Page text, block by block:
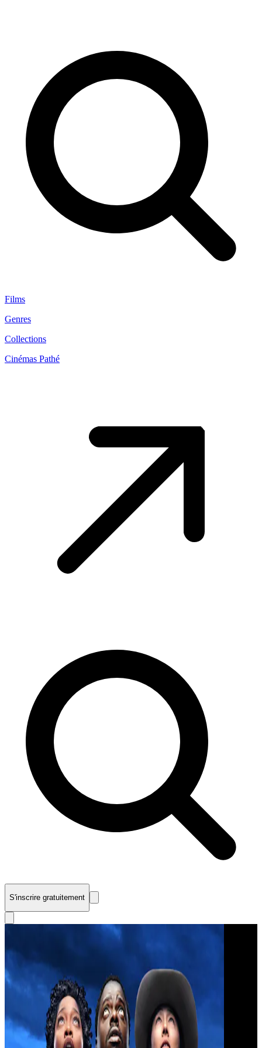
Films
Genres
Collections
Cinémas Pathé
S'inscrire gratuitement